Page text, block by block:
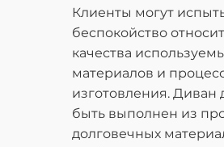
Клиенты могут
беспокойство
качества
материалов и
изготовления. Диван
быть выполнен из
долговечных